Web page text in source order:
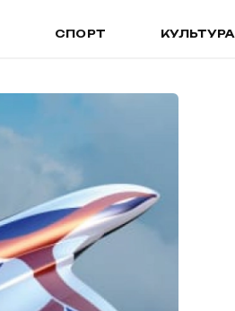
СПОРТ КУЛЬТУРА